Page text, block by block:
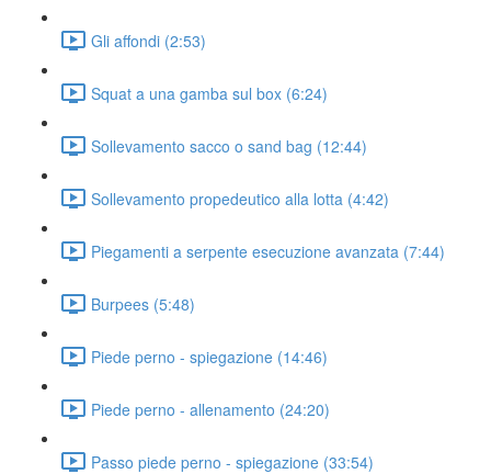
Gli affondi (2:53)
Squat a una gamba sul box (6:24)
Sollevamento sacco o sand bag (12:44)
Sollevamento propedeutico alla lotta (4:42)
Piegamenti a serpente esecuzione avanzata (7:44)
Burpees (5:48)
Piede perno - spiegazione (14:46)
Piede perno - allenamento (24:20)
Passo piede perno - spiegazione (33:54)